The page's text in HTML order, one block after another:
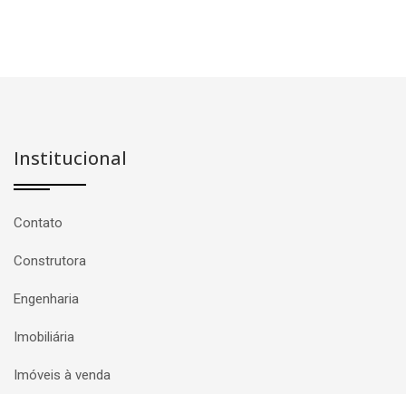
Institucional
Contato
Construtora
Engenharia
Imobiliária
Imóveis à venda